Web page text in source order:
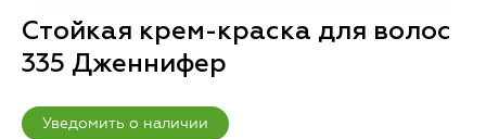
Стойкая крем-краска для волос
335 Дженнифер
Уведомить о наличии